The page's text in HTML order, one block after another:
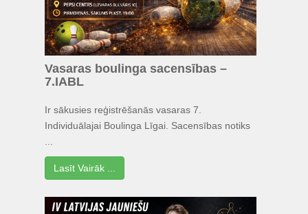
Vasaras boulinga sacensības –
7.IABL
Ir sākusies reģistrēšanās vasaras 7.
Individuālajai Boulinga Līgai. Sacensības notiks
Lasīt Vairāk ...